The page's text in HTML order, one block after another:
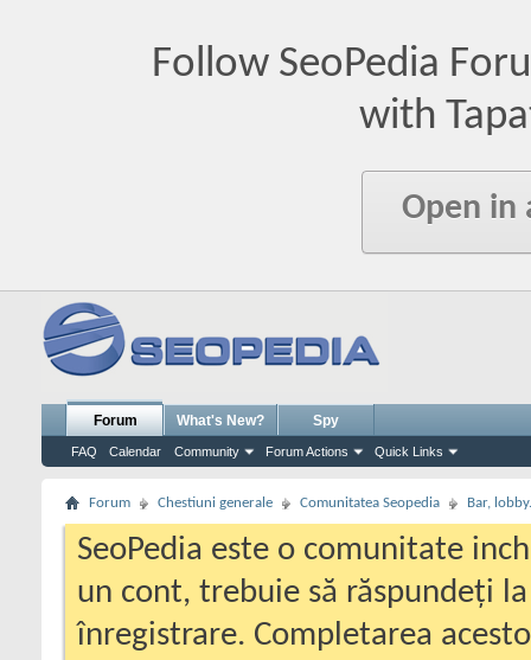
Follow SeoPedia
with
Open in
Forum
FAQ Calendar Community Forum Actions Quick Links
What's New? Spy
Forum Chestiuni generale Comunitatea Seopedia Bar,
SeoPedia este o comunitate
un cont, trebuie să răspundeți
înregistrare. Completarea